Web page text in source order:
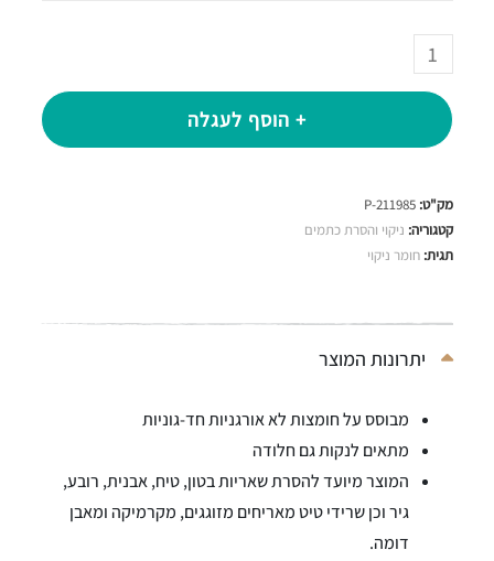
+ הוסף לעגלה
מק"ט:P-211985
קטגוריה: ניקוי והסרת כתמים
תגית:חומר ניקוי
יתרונות המוצר
מבוסס על חומצות לא אורגניות חד-גוניות
מתאים לנקות גם חלודה
המוצר מיועד להסרת שאריות בטון, טיח, אבנית, רובע,
גיר וכן שרידי טיט מאריחים מזוגגים, מקרמיקה ומאבן
דומה.